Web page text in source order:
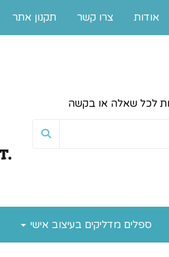
לכל שאלה או בקשה
ספלים מדליקים בעיצוב אישי
אודות צרו קשר תקנון אתר